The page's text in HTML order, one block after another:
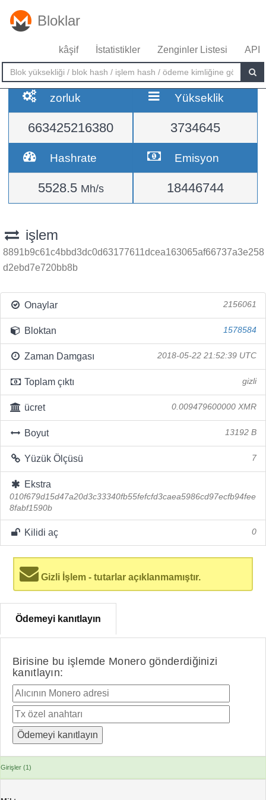
Bloklar
kâşif İstatistikler Zenginler Listesi API
zorluk
663425216380
Yükseklik
3734645
Hashrate
5528.5 Mh/s
Emisyon
18446744
işlem
8891b9c61c4bbd3dc0d63177611dcea163065af66737a3e258
d2ebd7e720bb8b
Onaylar 2156061
Bloktan 1578584
Zaman Damgası 2018-05-22 21:52:39 UTC
Toplam çıktı gizli
ücret 0.009479600000 XMR
Boyut 13192 B
Yüzük Ölçüsü 7
Ekstra
010f679d15d47a20d3c33340fb55fefcfd3caea5986cd97ecfb94fee
8fabf1590b
Kilidi aç 0
Gizli İşlem - tutarlar açıklanmamıştır.
Ödemeyi kanıtlayın
Birisine bu işlemde Monero gönderdiğinizi
kanıtlayın:
Girişler (1)